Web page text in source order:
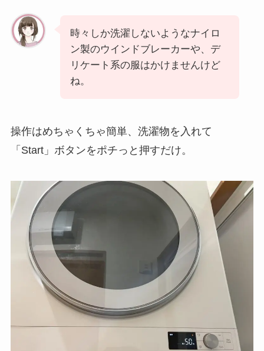
時々しか洗濯しないようなナイロ
ン製のウインドブレーカーや、デ
リケート系の服はかけませんけど
ね。
操作はめちゃくちゃ簡単、洗濯物を入れて
「Start」ボタンをポチっと押すだけ。